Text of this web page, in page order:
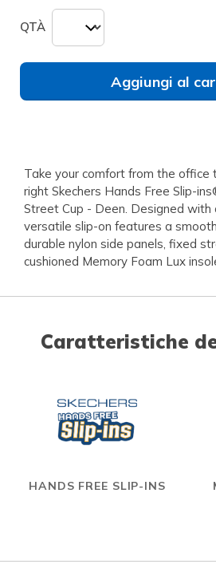
QTÀ
Aggiungi al
Take your comfort from the office
right Skechers Hands Free Slip-
Street Cup - Deen. Designed
versatile slip-on features a
durable nylon side panels, fixed
cushioned Memory Foam Lux
Caratteristiche
HANDS FREE SLIP-INS